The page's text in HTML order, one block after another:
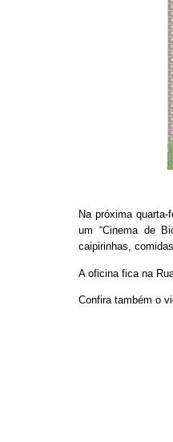
Na próxima
um “Cinema de
caipirinhas,
A oficina fica na
Confira também o